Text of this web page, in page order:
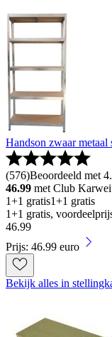
Handson zwaar
(576)Beoordeeld met
46.99 met Club Karwei
1+1 gratis1+1 gratis
1+1 gratis,
46.99
Prijs: 46.99 euro
Bekijk alles in